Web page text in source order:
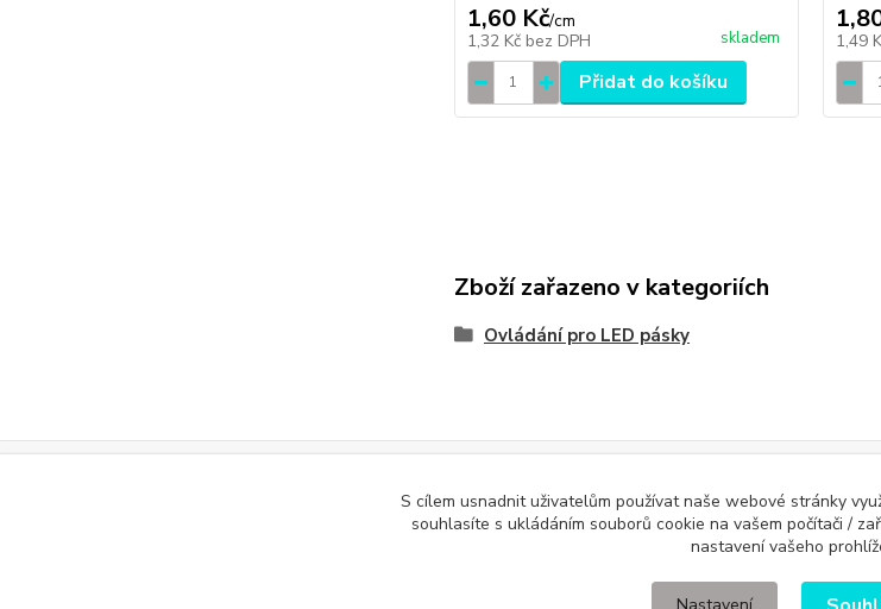
1,60 Kč/cm
1,32 Kč bez DPH skladem
Přidat do košíku
1,49
Zboží zařazeno v kategoriích
Ovládání pro LED pásky
Podle zákona o evidenci tržeb je prodávající povinen vystavit kupujícímu účtenku. Zároveň je povinen zaevidovat
S cílem usnadnit uživatelům používat naše webové stránky
souhlasíte s ukládáním souborů cookie na vašem počítači /
nastavení vašeho